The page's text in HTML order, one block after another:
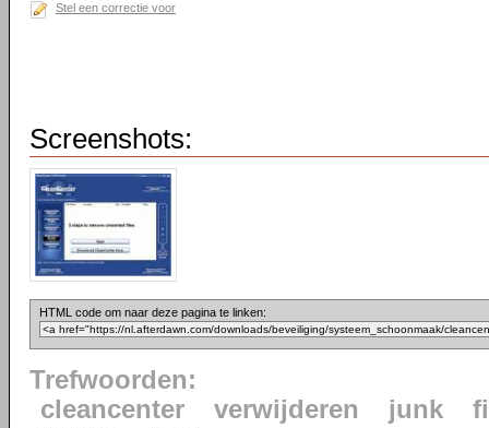
Stel een correctie voor
Screenshots:
HTML code om naar deze pagina te linken:
Trefwoorden:
cleancenter
verwijderen junk